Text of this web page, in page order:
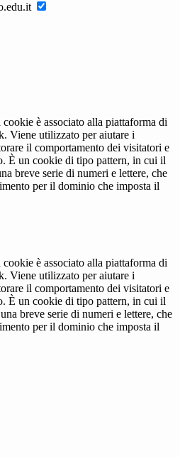
è associato alla piattaforma di
Viene utilizzato per aiutare i
il comportamento dei visitatori e
È un cookie di tipo pattern, in cui il
breve serie di numeri e lettere, che
per il dominio che imposta il
è associato alla piattaforma di
Viene utilizzato per aiutare i
il comportamento dei visitatori e
È un cookie di tipo pattern, in cui il
breve serie di numeri e lettere, che
per il dominio che imposta il